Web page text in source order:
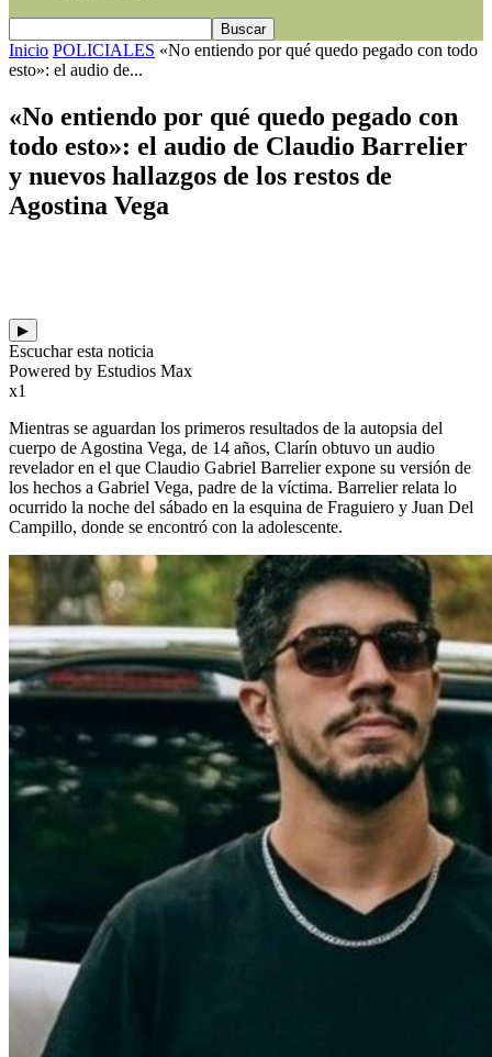
Inicio POLICIALES «No entiendo por qué quedo pegado con todo
esto»: el audio de...
«No entiendo por qué quedo pegado con
todo esto»: el audio de Claudio Barrelier
y nuevos hallazgos de los restos de
Agostina Vega
▶
Escuchar esta noticia
Powered by Estudios Max
x1
Mientras se aguardan los primeros resultados de la autopsia del
cuerpo de Agostina Vega, de 14 años, Clarín obtuvo un audio
revelador en el que Claudio Gabriel Barrelier expone su versión de
los hechos a Gabriel Vega, padre de la víctima. Barrelier relata lo
ocurrido la noche del sábado en la esquina de Fraguiero y Juan Del
Campillo, donde se encontró con la adolescente.